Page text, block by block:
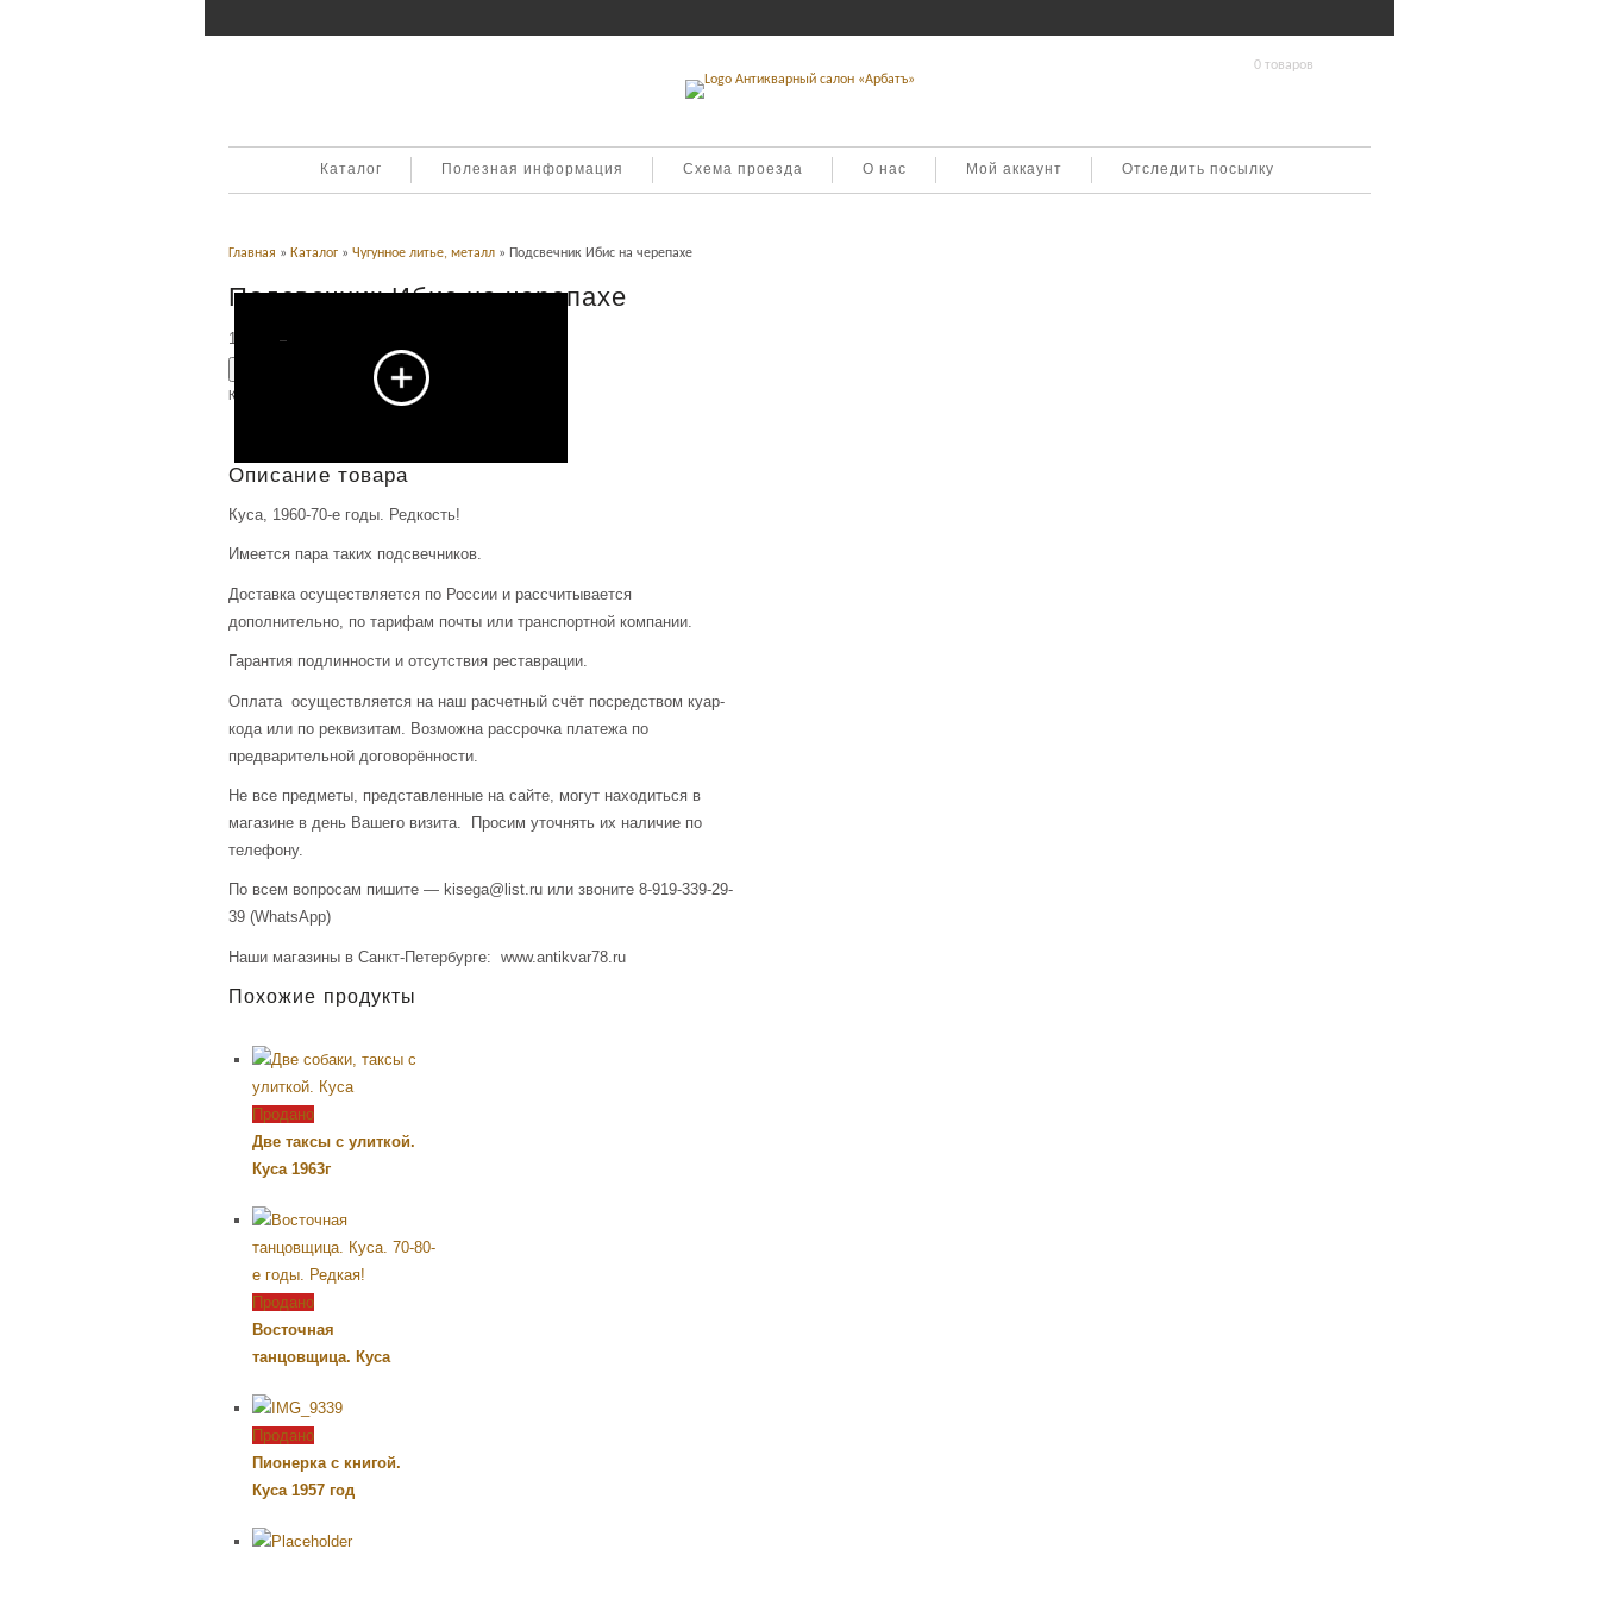
0 товаров
Каталог Полезная информация Схема проезда О нас Мой аккаунт Отследить посылку
Главная » Каталог » Чугунное литье, металл » Подсвечник Ибис на черепахе
Подсвечник Ибис на черепахе
10,000 Р
Добавить в корзину
Категория: Чугунное литье, металл
Описание товара
Куса, 1960-70-е годы. Редкость!
Имеется пара таких подсвечников.
Доставка осуществляется по России и рассчитывается
дополнительно, по тарифам почты или транспортной компании.
Гарантия подлинности и отсутствия реставрации.
Оплата осуществляется на наш расчетный счёт посредством куар-
кода или по реквизитам. Возможна рассрочка платежа по
предварительной договорённости.
Не все предметы, представленные на сайте, могут находиться в
магазине в день Вашего визита. Просим уточнять их наличие по
телефону.
По всем вопросам пишите — kisega@list.ru или звоните 8-919-339-29-
39 (WhatsApp)
Наши магазины в Санкт-Петербурге: www.antikvar78.ru
Похожие продукты
Продано
Две таксы с улиткой.
Куса 1963г
Продано
Восточная
танцовщица. Куса
Продано
Пионерка с книгой.
Куса 1957 год